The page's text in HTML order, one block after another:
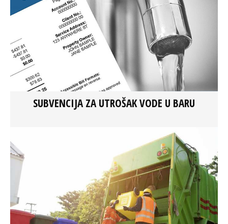
SUBVENCIJA ZA UTROŠAK VODE U BARU